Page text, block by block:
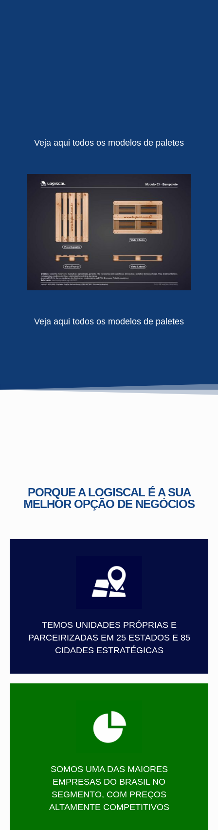
Veja aqui todos os modelos de paletes
Veja aqui todos os modelos de paletes
PORQUE A LOGISCAL É A SUA
MELHOR OPÇÃO DE NEGÓCIOS
TEMOS UNIDADES PRÓPRIAS E
PARCEIRIZADAS EM 25 ESTADOS E 85
CIDADES ESTRATÉGICAS
SOMOS UMA DAS MAIORES
EMPRESAS DO BRASIL NO
SEGMENTO, COM PREÇOS
ALTAMENTE COMPETITIVOS